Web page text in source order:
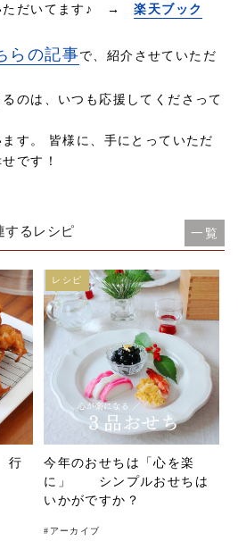
いただいてます♪ →楽天ブック
らの記事で、紹介させていただ
のは、いつも応援してくださって
す。 皆様に、手にとっていただ
です！
するレシピ 一覧
行
今年のおせちは「心を楽
に」 シンプルおせちは
いかがですか？
# アーカイブ
レシピ